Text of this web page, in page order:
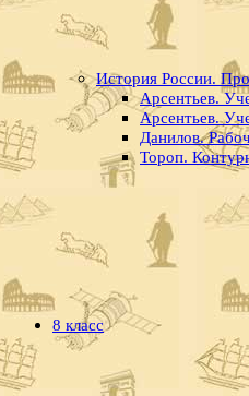
История России.
Арсентьев.
Арсентьев.
Данилов.
Тороп.
8 класс